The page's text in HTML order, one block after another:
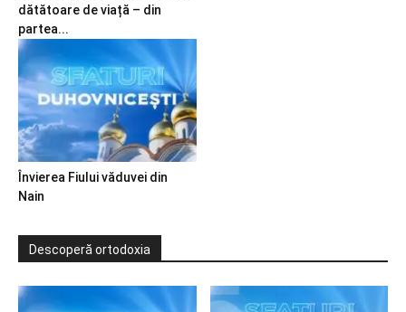
dătătoare de viață – din
partea...
Învierea Fiului văduvei din
Nain
Descoperă ortodoxia